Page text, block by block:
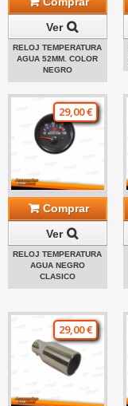
Ver
RELOJ TEMPERATURA
AGUA 52MM. COLOR
NEGRO
29,00 €
Comprar
Ver
RELOJ TEMPERATURA
AGUA NEGRO
CLASICO
29,00 €